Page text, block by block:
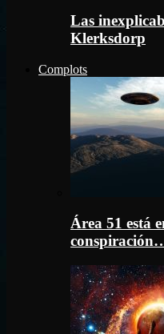
Las
Klerksdorp
Complots
Área 51 está